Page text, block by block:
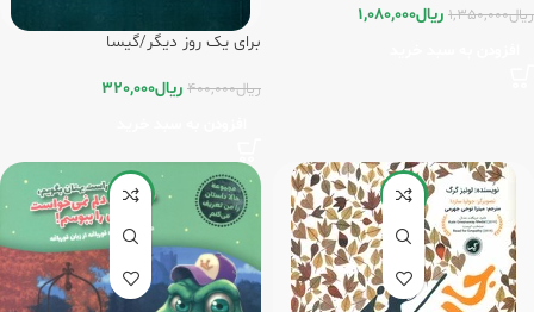
ریال1,350,000 ریال1,080,000
برای یک روز دیگر/گیسا
ریال400,000 ریال320,000
-20%
-20%